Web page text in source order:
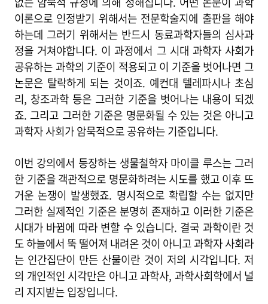
이론으로 인정받기 위해서는 전문학술지에 출판을 해야
하는데 그러기 위해서는 반드시 동료과학자들의 심사과
정을 거쳐야합니다. 이 과정에서 그 시대 과학자 사회가
공유하는 과학의 기준이 적용되고 이 기준을 벗어나면 그
논문은 탈락하게 되는 것이죠. 예컨대 텔레파시나 초심
리, 창조과학 등은 그러한 기준을 벗어나는 내용이 되겠
죠. 그리고 그러한 기준은 명문화될 수 있는 것은 아니고
과학자 사회가 암묵적으로 공유하는 기준입니다.
이번 강의에서 등장하는 생물철학자 마이클 루스는 그러
한 기준을 객관적으로 명문화하려는 시도를 했고 이후 뜨
거운 논쟁이 발생했죠. 명시적으로 확립할 수는 없지만
그러한 실제적인 기준은 분명히 존재하고 이러한 기준은
시대가 바뀜에 따라 변할 수 있습니다. 결국 과학이란 것
도 하늘에서 뚝 떨어져 내려온 것이 아니고 과학자 사회라
는 인간집단이 만든 산물이란 것이 저의 시각입니다. 저
의 개인적인 시각만은 아니고 과학사, 과학사회학에서 널
리 지지받는 입장입니다.